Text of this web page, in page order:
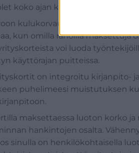
koko ajan kartalla siitä,
kulukorvauksista, kun
kun omilla rahoilla maksettuja
voi luoda
käyttörajan puitteissa.
on integroitu kirjanpito-
puhelimeesi muistutuksen
maksettaessa luoton korko
hankintojen osalta.
sinulla on henkilökohtaisella